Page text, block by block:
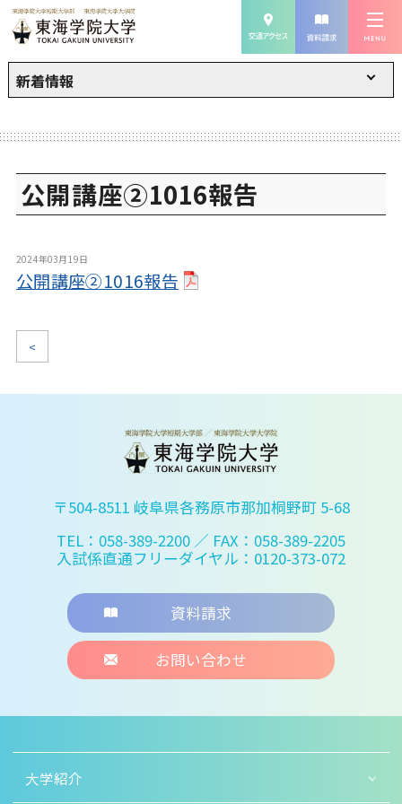
新着情報
公開講座②1016報告
2024年03月19日
公開講座②1016報告
<
〒504-8511 岐阜県各務原市那加桐野町 5-68
TEL：058-389-2200 ／ FAX：058-389-2205
入試係直通フリーダイヤル：0120-373-072
資料請求
お問い合わせ
大学紹介